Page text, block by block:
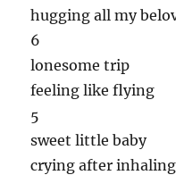
hugging all my
6
lonesome trip
feeling like flying
5
sweet little baby
crying after